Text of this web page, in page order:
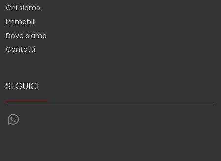
Chi siamo
Immobili
Dove siamo
Contatti
SEGUICI